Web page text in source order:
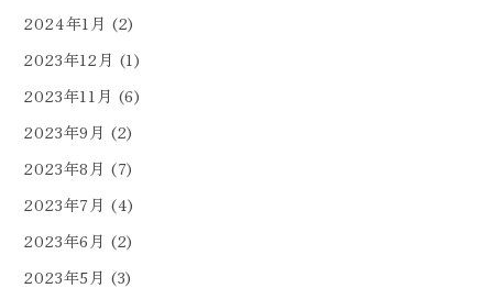
2024年1月 (2)
2023年12月 (1)
2023年11月 (6)
2023年9月 (2)
2023年8月 (7)
2023年7月 (4)
2023年6月 (2)
2023年5月 (3)